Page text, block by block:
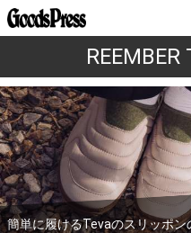
REEMBER
簡単に履けるTevaのスリッポ